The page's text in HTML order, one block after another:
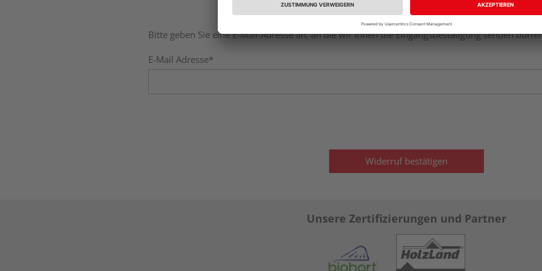
Bitte geben Sie eine E-Mail-Adresse an, an die wir Ihnen die Eingangsbestätigung senden
E-Mail Adresse*
Widerruf bestätigen
Unsere Zertifizierungen und Partner